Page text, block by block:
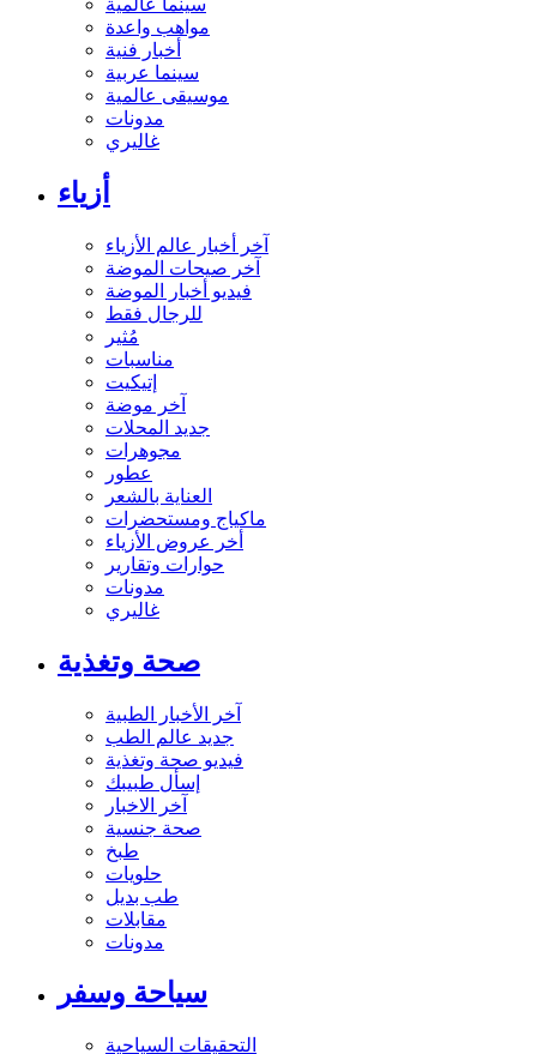
مواهب واعدة
أخبار فنية
سينما عربية
موسيقى عالمية
مدونات
غاليري
أزياء
آخر أخبار عالم الأزياء
آخر صيحات الموضة
فيديو أخبار الموضة
للرجال فقط
مُثير
مناسبات
إتيكيت
آخر موضة
جديد المحلات
مجوهرات
عطور
العناية بالشعر
ماكياج ومستحضرات
أخر عروض الأزياء
حوارات وتقارير
مدونات
غاليري
صحة وتغذية
آخر الأخبار الطبية
جديد عالم الطب
فيديو صحة وتغذية
إسأل طبيبك
آخر الاخبار
صحة جنسية
طبخ
حلويات
طب بديل
مقابلات
مدونات
سياحة وسفر
التحقيقات السياحية